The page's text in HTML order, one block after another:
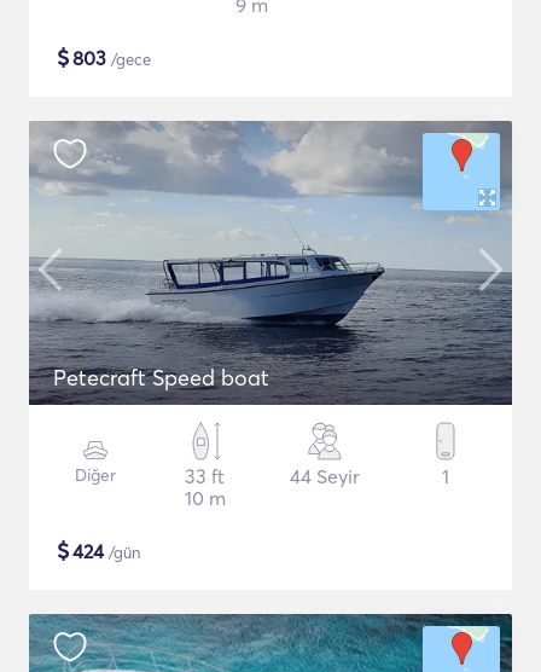
9 m
$803 /gece
Petecraft Speed boat
Diğer
33 ft
10 m
44 Seyir 1
$424/gün